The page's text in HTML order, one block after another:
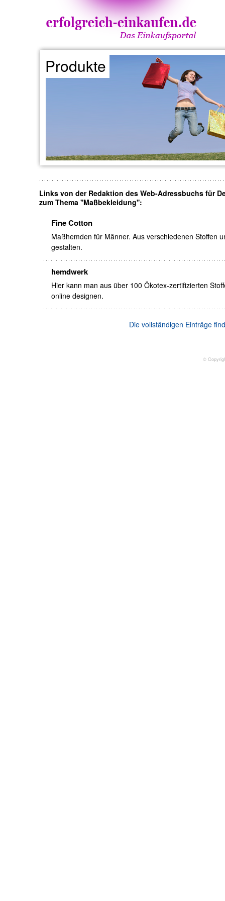
Produkte
Links von der Redaktion des Web-Adressbuchs für
zum Thema ''Maßbekleidung'':
Fine Cotton
Maßhemden für Männer. Aus verschiedenen Stoffen
gestalten.
hemdwerk
Hier kann man aus über 100 Ökotex-zertifizierten
online designen.
Die vollständigen Einträge
©